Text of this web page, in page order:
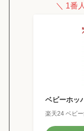
＼ 1番
ベビーホッ
楽天24 ベビ